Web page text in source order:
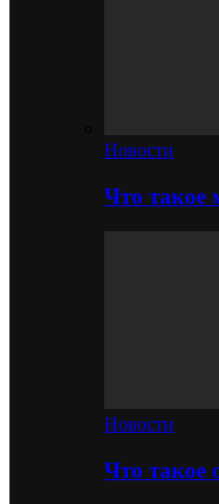
Новости
Что такое
Новости
Что такое